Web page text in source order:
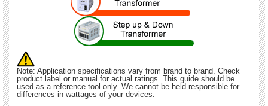
Note: Application specifications vary from brand to brand. Check
product label or manual for actual ratings. This guide should be
used as a reference tool only. We cannot be held responsible for
differences in wattages of your devices.